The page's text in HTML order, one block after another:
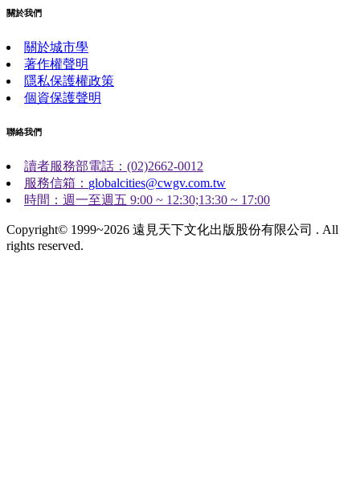
關於我們
關於城市學
著作權聲明
隱私保護權政策
個資保護聲明
聯絡我們
讀者服務部電話：(02)2662-0012
服務信箱： globalcities@cwgv.com.tw
時間：週一至週五 9:00 ~ 12:30;13:30 ~ 17:00
Copyright© 1999~2026 遠見天下文化出版股份有限公司 . All
rights reserved.